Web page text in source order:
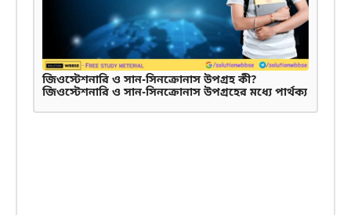
জিওস্টেশনারি ও সান-সিনক্রোনাস উপগ্রহ কী?
জিওস্টেশনারি ও সান-সিনক্রোনাস উপগ্রহের মধ্যে পার্থক্য